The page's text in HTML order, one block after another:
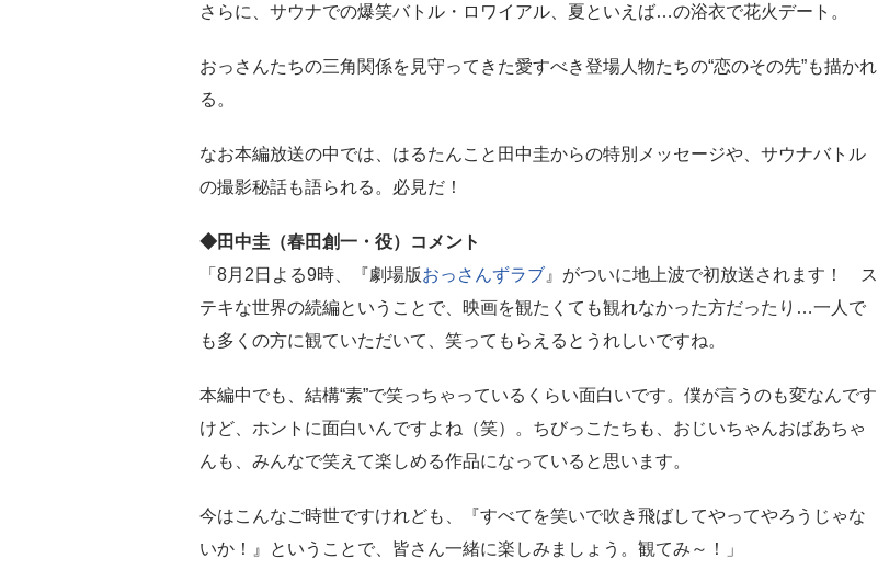
さらに、サウナでの爆笑バトル・ロワイアル、夏といえば…の浴衣で花火デート。
おっさんたちの三角関係を見守ってきた愛すべき登場人物たちの“恋のその先”も描かれ
る。
なお本編放送の中では、はるたんこと田中圭からの特別メッセージや、サウナバトル
の撮影秘話も語られる。必見だ！
◆田中圭（春田創一・役）コメント
「8月2日よる9時、『劇場版おっさんずラブ 』がついに地上波で初放送されます！ ス
テキな世界の続編ということで、映画を観たくても観れなかった方だったり…一人で
も多くの方に観ていただいて、笑ってもらえるとうれしいですね。
本編中でも、結構“素”で笑っちゃっているくらい面白いです。僕が言うのも変なんです
けど、ホントに面白いんですよね（笑）。ちびっこたちも、おじいちゃんおばあちゃ
んも、みんなで笑えて楽しめる作品になっていると思います。
今はこんなご時世ですけれども、『すべてを笑いで吹き飛ばしてやってやろうじゃな
いか！』ということで、皆さん一緒に楽しみましょう。観てみ～！」